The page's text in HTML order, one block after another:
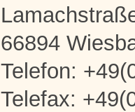
66894
Telefon:
Telefax: